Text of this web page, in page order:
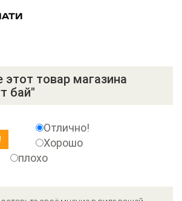
этот товар магазина
бай"
Отлично!
Хорошо
плохо